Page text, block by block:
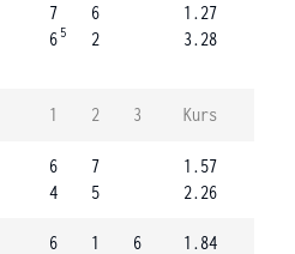
7
6 5
6
2
1.27
3.28
1 2 3 Kurs
6
4
7
5
1.57
2.26
6
1
6
1.84